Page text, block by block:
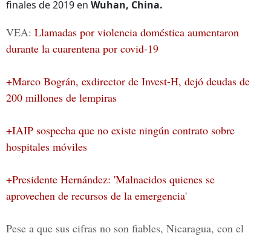
finales de 2019 en Wuhan, China.
VEA: Llamadas por violencia doméstica aumentaron
durante la cuarentena por covid-19
+Marco Bográn, exdirector de Invest-H, dejó deudas de
200 millones de lempiras
+IAIP sospecha que no existe ningún contrato sobre
hospitales móviles
+Presidente Hernández: 'Malnacidos quienes se
aprovechen de recursos de la emergencia'
Pese a que sus cifras no son fiables, Nicaragua, con el